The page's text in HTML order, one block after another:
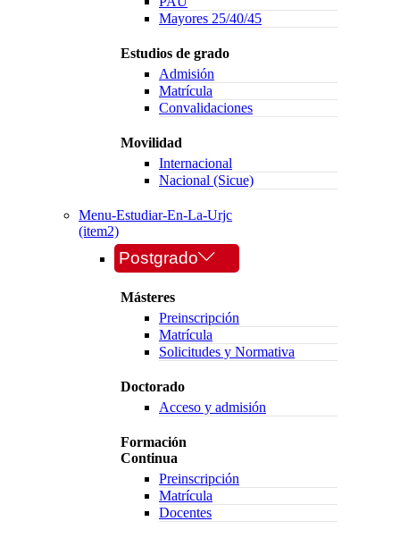
Mayores 25/40/45
Estudios de grado
Admisión
Matrícula
Convalidaciones
Movilidad
Internacional
Nacional (Sicue)
Menu-Estudiar-En-La-Urjc
(item2)
Postgrado
Másteres
Preinscripción
Matrícula
Solicitudes y Normativa
Doctorado
Acceso y admisión
Formación
Continua
Preinscripción
Matrícula
Docentes